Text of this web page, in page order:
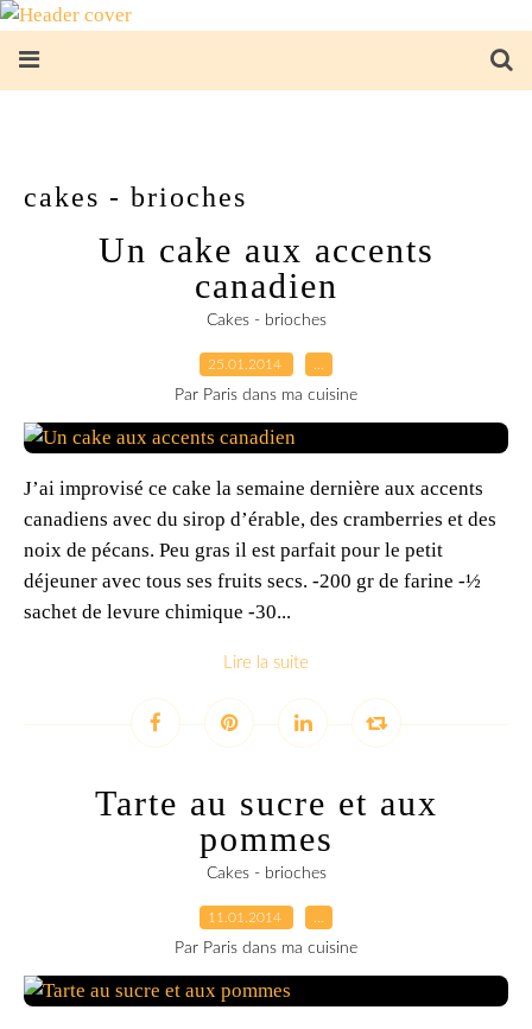
cakes - brioches
Un cake aux accents
canadien
Cakes - brioches
25.01.2014
Par Paris dans ma cuisine
J’ai improvisé ce cake la semaine dernière aux accents
canadiens avec du sirop d’érable, des cramberries et des
noix de pécans. Peu gras il est parfait pour le petit
déjeuner avec tous ses fruits secs. -200 gr de farine -½
sachet de levure chimique -30...
Lire la suite
Tarte au sucre et aux
pommes
Cakes - brioches
11.01.2014
Par Paris dans ma cuisine